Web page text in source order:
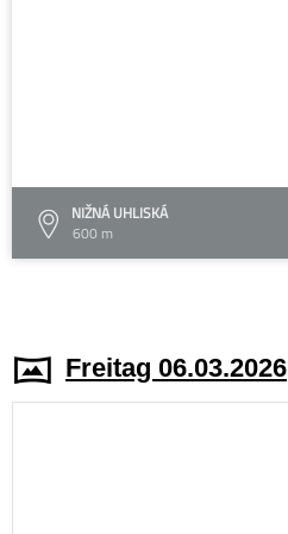
NIŽNÁ UHLISKÁ
600 m
Freitag 06.03.2026